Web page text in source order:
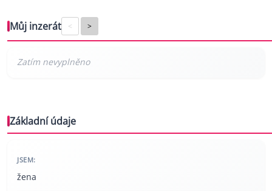
Můj inzerát < >
Základní údaje
JSEM:
žena